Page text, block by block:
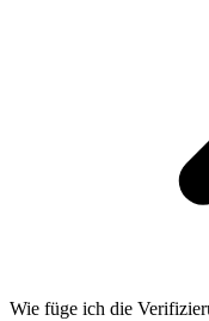
Wie füge ich die